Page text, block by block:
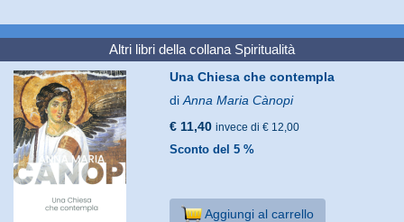
Altri libri della collana Spiritualità
Una Chiesa che contempla
diAnna Maria Cànopi
€ 11,40 invece di € 12,00
Sconto del 5 %
Aggiungi al carrello